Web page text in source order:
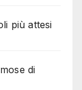
più attesi
di